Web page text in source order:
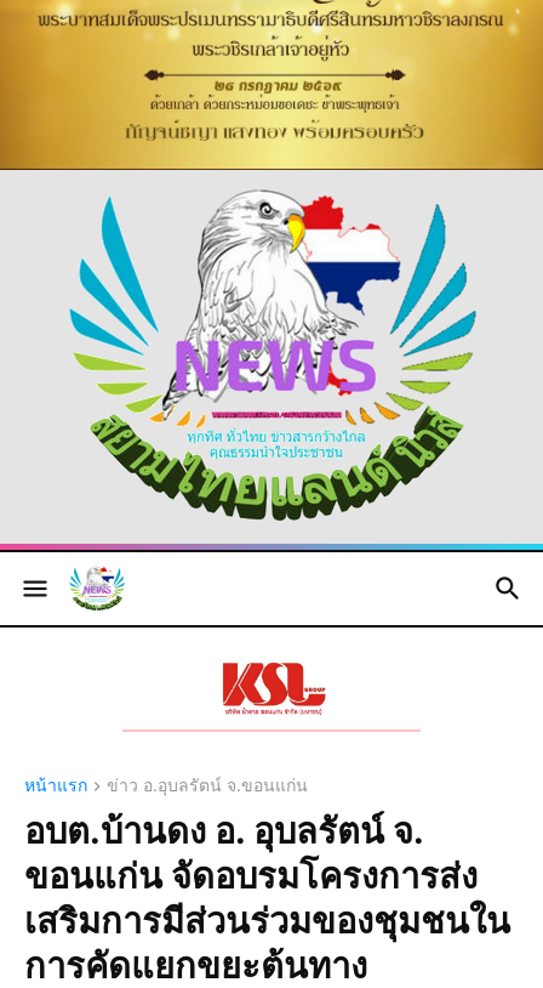
หน้าแรก ข่าว อ.อุบลรัตน์ จ.ขอนแก่น
อบต.บ้านดง อ. อุบลรัตน์ จ.
ขอนแก่น จัดอบรมโครงการส่ง
เสริมการมีส่วนร่วมของชุมชนใน
การคัดแยกขยะต้นทาง